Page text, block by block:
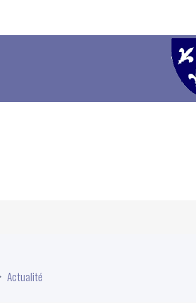
Actualité